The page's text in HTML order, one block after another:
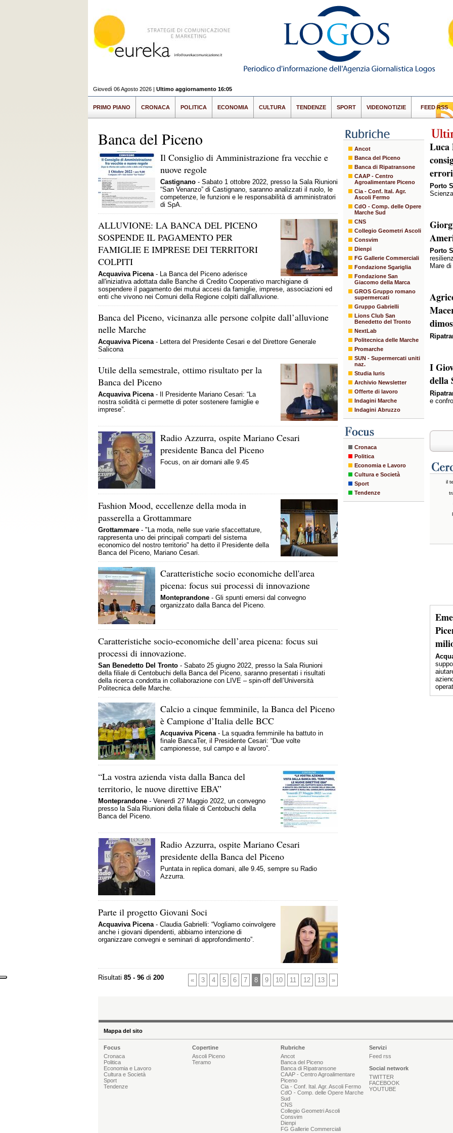
Giovedì 06 Agosto 2026 | Ultimo aggiornamento 16:05
PRIMO PIANO CRONACA POLITICA ECONOMIA CULTURA TENDENZE SPORT VIDEONOTIZIE FEED RSS
Banca del Piceno
Il Consiglio di Amministrazione fra vecchie e
nuove regole
Castignano - Sabato 1 ottobre 2022, presso la Sala Riunioni
“San Venanzo” di Castignano, saranno analizzati il ruolo, le
competenze, le funzioni e le responsabilità di amministratori
di SpA.
ALLUVIONE: LA BANCA DEL PICENO
SOSPENDE IL PAGAMENTO PER
FAMIGLIE E IMPRESE DEI TERRITORI
COLPITI
Acquaviva Picena- La Banca del Piceno aderisce
all'iniziativa adottata dalle Banche di Credito Cooperativo marchigiane di
sospendere il pagamento dei mutui accesi da famiglie, imprese, associazioni ed
enti che vivono nei Comuni della Regione colpiti dall'alluvione.
Banca del Piceno, vicinanza alle persone colpite dall’alluvione
nelle Marche
Acquaviva Picena- Lettera del Presidente Cesari e del Direttore Generale
Salicona
Utile della semestrale, ottimo risultato per la
Banca del Piceno
Acquaviva Picena- Il Presidente Mariano Cesari: “La
nostra solidità ci permette di poter sostenere famiglie e
imprese”.
Radio Azzurra, ospite Mariano Cesari
presidente Banca del Piceno
Focus, on air domani alle 9.45
Fashion Mood, eccellenze della moda in
passerella a Grottammare
Grottammare - "La moda, nelle sue varie sfaccettature,
rappresenta uno dei principali comparti del sistema
economico del nostro territorio" ha detto il Presidente della
Banca del Piceno, Mariano Cesari.
Caratteristiche socio economiche dell'area
picena: focus sui processi di innovazione
Monteprandone - Gli spunti emersi dal convegno
organizzato dalla Banca del Piceno.
Caratteristiche socio-economiche dell’area picena: focus sui
processi di innovazione.
San Benedetto Del Tronto - Sabato 25 giugno 2022, presso la Sala Riunioni
della filiale di Centobuchi della Banca del Piceno, saranno presentati i risultati
della ricerca condotta in collaborazione con LIVE – spin-off dell’Università
Politecnica delle Marche.
Calcio a cinque femminile, la Banca del Piceno
è Campione d’Italia delle BCC
Acquaviva Picena- La squadra femminile ha battuto in
finale BancaTer, il Presidente Cesari: “Due volte
campionesse, sul campo e al lavoro”.
“La vostra azienda vista dalla Banca del
territorio, le nuove direttive EBA”
Monteprandone - Venerdì 27 Maggio 2022, un convegno
presso la Sala Riunioni della filiale di Centobuchi della
Banca del Piceno.
Radio Azzurra, ospite Mariano Cesari
presidente della Banca del Piceno
Puntata in replica domani, alle 9.45, sempre su Radio
Azzurra.
Parte il progetto Giovani Soci
Acquaviva Picena- Claudia Gabrielli: “Vogliamo coinvolgere
anche i giovani dipendenti, abbiamo intenzione di
organizzare convegni e seminari di approfondimento”.
Risultati 85 - 96 di 200 « 3 4 5 6 7 8 9 10 11 12 13 »
Ancot
Banca del Piceno
Banca di Ripatransone
CAAP - Centro
Agroalimentare Piceno
Cia - Conf. Ital. Agr.
Ascoli Fermo
CdO - Comp. delle Opere
Marche Sud
CNS
Collegio Geometri Ascoli
Consvim
Dienpi
FG Gallerie Commerciali
Fondazione Sgariglia
Fondazione San
Giacomo della Marca
GROS Gruppo romano
supermercati
Gruppo Gabrielli
Lions Club San
Benedetto del Tronto
NextLab
Politecnica delle Marche
Promarche
SUN - Supermercati uniti
naz.
Studia Iuris
Archivio Newsletter
Offerte di lavoro
Indagini Marche
Indagini Abruzzo
Cronaca
Politica
Economia e Lavoro
Cultura e Società
Sport
Tendenze
Luca
Porto
Porto
Mare
I
della
e
il
Mappa del sito
Focus
Cronaca
Politica
Economia e Lavoro
Cultura e Società
Sport
Tendenze
Copertine
Ascoli Piceno
Teramo
Rubriche
Ancot
Banca del Piceno
Banca di Ripatransone
CAAP - Centro Agroalimentare
Piceno
Cia - Conf. Ital. Agr. Ascoli Fermo
CdO - Comp. delle Opere Marche
Sud
CNS
Collegio Geometri Ascoli
Consvim
Dienpi
FG Gallerie Commerciali
Servizi
Feed rss
Social network
TWITTER
FACEBOOK
YOUTUBE